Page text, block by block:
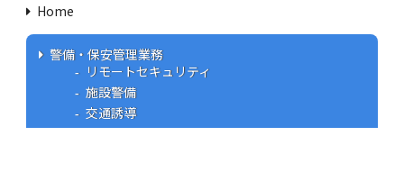
Home
警備・保安管理業務
リモートセキュリティ
施設警備
交通誘導